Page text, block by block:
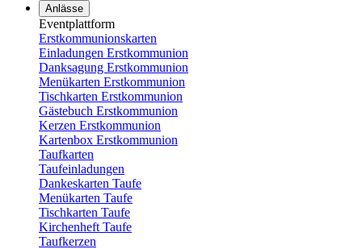
Anlässe
Eventplattform
Erstkommunionskarten
Einladungen Erstkommunion
Danksagung Erstkommunion
Menükarten Erstkommunion
Tischkarten Erstkommunion
Gästebuch Erstkommunion
Kerzen Erstkommunion
Kartenbox Erstkommunion
Taufkarten
Taufeinladungen
Dankeskarten Taufe
Menükarten Taufe
Tischkarten Taufe
Kirchenheft Taufe
Taufkerzen